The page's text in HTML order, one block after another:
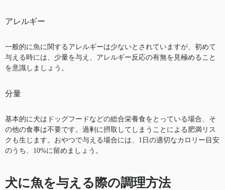
アレルギー
一般的に魚に関するアレルギーは少ないとされていますが、初めて
与える時には、少量を与え、アレルギー反応の有無を見極めること
を意識しましょう。
分量
基本的に犬はドッグフードなどの総合栄養食をとっている場合、そ
の他の食事は不要です。過剰に摂取してしまうことによる肥満リス
クも生じます。おやつで与える場合には、1日の適切なカロリー目安
のうち、10%に留めましょう。
犬に魚を与える際の調理方法